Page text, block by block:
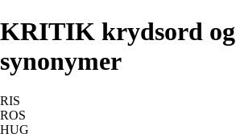
KRITIK krydsord og
synonymer
RIS
ROS
HUG